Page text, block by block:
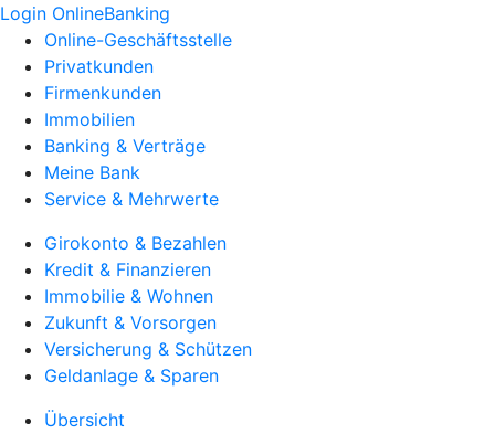
Login OnlineBanking
Online-Geschäftsstelle
Privatkunden
Firmenkunden
Immobilien
Banking & Verträge
Meine Bank
Service & Mehrwerte
Girokonto & Bezahlen
Kredit & Finanzieren
Immobilie & Wohnen
Zukunft & Vorsorgen
Versicherung & Schützen
Geldanlage & Sparen
Übersicht